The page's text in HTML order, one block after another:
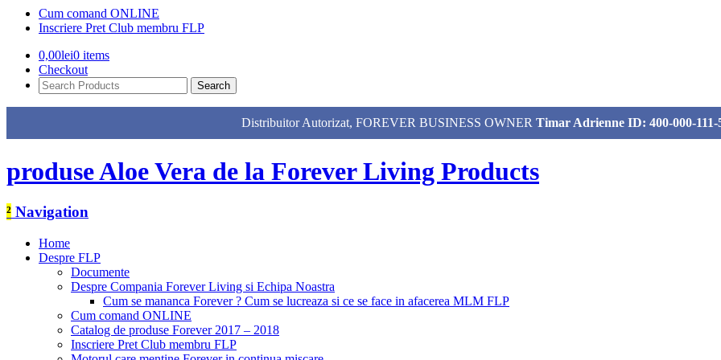
Cum comand ONLINE
Inscriere Pret Club membru FLP
0,00lei0 items
Checkout
Search
Products:
Distribuitor Autorizat, FOREVER BUSINESS OWNER Timar Adrienne ID: 400-000-111-
produse Aloe Vera de la Forever Living Products
² Navigation
Home
Despre FLP
Documente
Despre Compania Forever Living si Echipa Noastra
Cum se mananca Forever ? Cum se lucreaza si ce se face in afacerea MLM FLP
Cum comand ONLINE
Catalog de produse Forever 2017 – 2018
Inscriere Pret Club membru FLP